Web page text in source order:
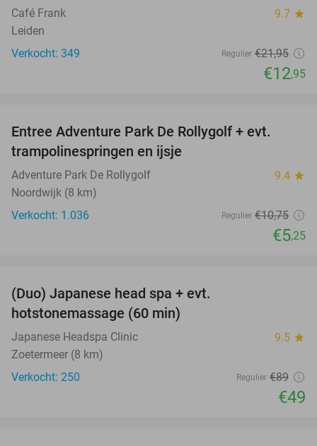
Café Frank 9.7 star
Leiden
Verkocht: 349
Regulier €21,95
€12,95
Entree Adventure Park De Rollygolf + evt.
trampolinespringen en ijsje
Adventure Park De Rollygolf 9.4 star
Noordwijk (8 km)
Verkocht: 1.036
Regulier €10,75
€5,25
(Duo) Japanese head spa + evt.
hotstonemassage (60 min)
Japanese Headspa Clinic 9.5 star
Zoetermeer (8 km)
Verkocht: 250
Regulier €89
€49